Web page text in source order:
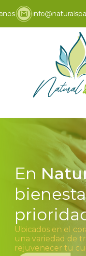
En
Ubicados en el
una variedad de
rejuvenecer tu